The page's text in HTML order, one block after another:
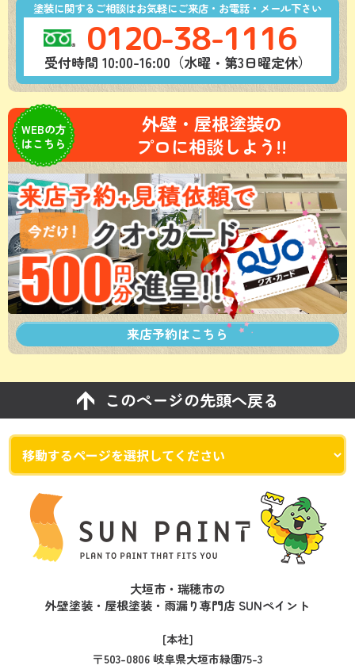
塗装に関するご相談はお気軽にご来店・お電話・メール下さい
0120-38-1116
受付時間 10:00-16:00（水曜・第3日曜定休）
WEBの方
はこちら
外壁・屋根塗装の
プロに相談しよう!!
来店予約はこちら
このページの先頭へ戻る
大垣市・瑞穂市の
外壁塗装・屋根塗装・雨漏り専門店 SUNペイント
[本社]
〒503-0806 岐阜県大垣市緑園75-3